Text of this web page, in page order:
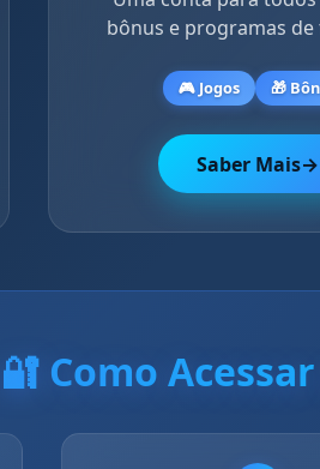
bônus e programas
🎮 Jogos 🎁
Saber Mais→
🔐 Como